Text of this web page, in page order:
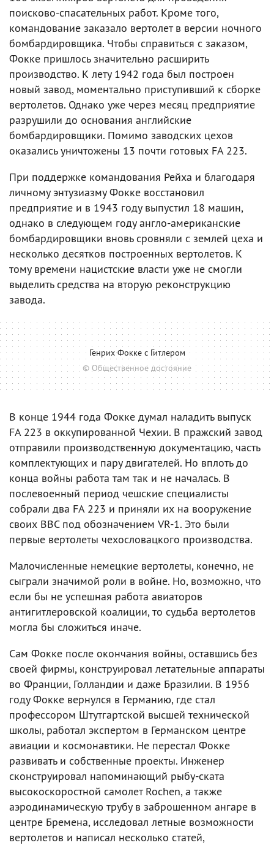
поисково-спасательных работ. Кроме того,
командование заказало вертолет в версии ночного
бомбардировщика. Чтобы справиться с заказом,
Фокке пришлось значительно расширить
производство. К лету 1942 года был построен
новый завод, моментально приступивший к сборке
вертолетов. Однако уже через месяц предприятие
разрушили до основания английские
бомбардировщики. Помимо заводских цехов
оказались уничтожены 13 почти готовых FA 223.
При поддержке командования Рейха и благодаря
личному энтузиазму Фокке восстановил
предприятие и в 1943 году выпустил 18 машин,
однако в следующем году англо-американские
бомбардировщики вновь сровняли с землей цеха и
несколько десятков построенных вертолетов. К
тому времени нацистские власти уже не смогли
выделить средства на вторую реконструкцию
завода.
Генрих Фокке с Гитлером
© Общественное достояние
В конце 1944 года Фокке думал наладить выпуск
FA 223 в оккупированной Чехии. В пражский завод
отправили производственную документацию, часть
комплектующих и пару двигателей. Но вплоть до
конца войны работа там так и не началась. В
послевоенный период чешские специалисты
собрали два FA 223 и приняли их на вооружение
своих ВВС под обозначением VR-1. Это были
первые вертолеты чехословацкого производства.
Малочисленные немецкие вертолеты, конечно, не
сыграли значимой роли в войне. Но, возможно, что
если бы не успешная работа авиаторов
антигитлеровской коалиции, то судьба вертолетов
могла бы сложиться иначе.
Сам Фокке после окончания войны, оставшись без
своей фирмы, конструировал летательные аппараты
во Франции, Голландии и даже Бразилии. В 1956
году Фокке вернулся в Германию, где стал
профессором Штутгартской высшей технической
школы, работал экспертом в Германском центре
авиации и космонавтики. Не перестал Фокке
развивать и собственные проекты. Инженер
сконструировал напоминающий рыбу-ската
высокоскоростной самолет Rochen, а также
аэродинамическую трубу в заброшенном ангаре в
центре Бремена, исследовал летные возможности
вертолетов и написал несколько статей,